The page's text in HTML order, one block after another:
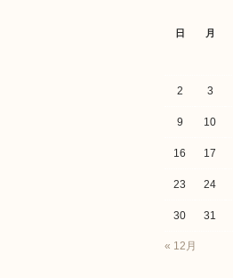
日 月
« 12月
2 3
9 10
16 17
23 24
30 31